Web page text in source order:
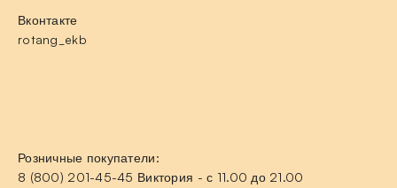
Вконтакте
rotang_ekb
Розничные покупатели:
8 (800) 201-45-45 Виктория - с 11.00 до 21.00